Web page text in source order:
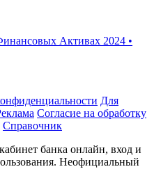
Активах 2024 •
Для
Согласие на обработку
Справочник
банка онлайн, вход и
Неофициальный